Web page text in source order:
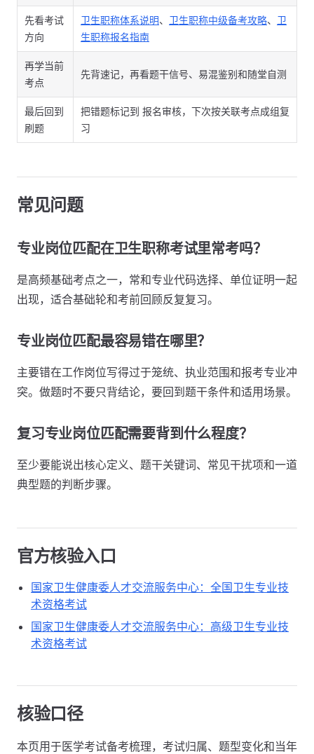
先看考试
方向
卫生职称体系说明、 卫生职称中级备考攻略、 卫
生职称报名指南
再学当前
考点
先背速记，再看题干信号、易混鉴别和随堂自测
最后回到
刷题
把错题标记到 报名审核，下次按关联考点成组复
习
常见问题
专业岗位匹配在卫生职称考试里常考吗？
是高频基础考点之一，常和专业代码选择、单位证明一起
出现，适合基础轮和考前回顾反复复习。
专业岗位匹配最容易错在哪里？
主要错在工作岗位写得过于笼统、执业范围和报考专业冲
突。做题时不要只背结论，要回到题干条件和适用场景。
复习专业岗位匹配需要背到什么程度？
至少要能说出核心定义、题干关键词、常见干扰项和一道
典型题的判断步骤。
官方核验入口
国家卫生健康委人才交流服务中心：全国卫生专业技
术资格考试
国家卫生健康委人才交流服务中心：高级卫生专业技
术资格考试
核验口径
本页用于医学考试备考梳理，考试归属、题型变化和当年